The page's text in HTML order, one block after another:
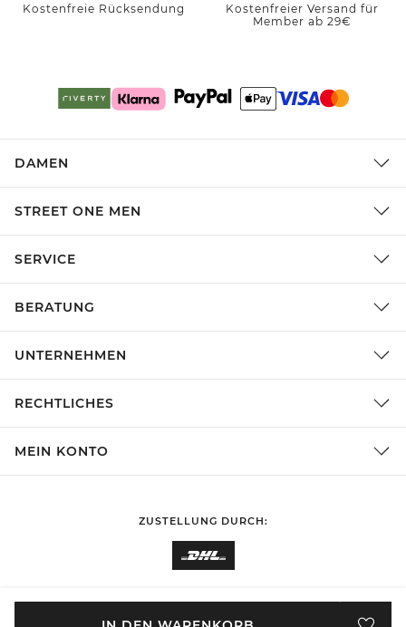
Kostenfreie Rücksendung
Kostenfreier Versand für
Member ab 29€
DAMEN
STREET ONE MEN
SERVICE
BERATUNG
UNTERNEHMEN
RECHTLICHES
MEIN KONTO
ZUSTELLUNG DURCH: